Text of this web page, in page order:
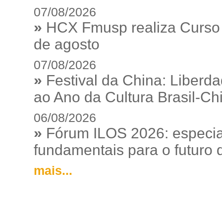
07/08/2026
» HCX Fmusp realiza
de agosto
07/08/2026
» Festival da China:
ao Ano da Cultura Brasil-
06/08/2026
» Fórum ILOS 2026:
fundamentais para o futuro
mais...